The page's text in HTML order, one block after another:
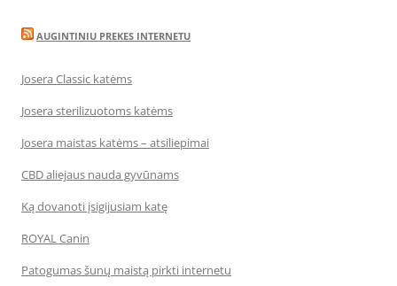
AUGINTINIU PREKES INTERNETU
Josera Classic katėms
Josera sterilizuotoms katėms
Josera maistas katėms – atsiliepimai
CBD aliejaus nauda gyvūnams
Ką dovanoti įsigijusiam katę
ROYAL Canin
Patogumas šunų maistą pirkti internetu